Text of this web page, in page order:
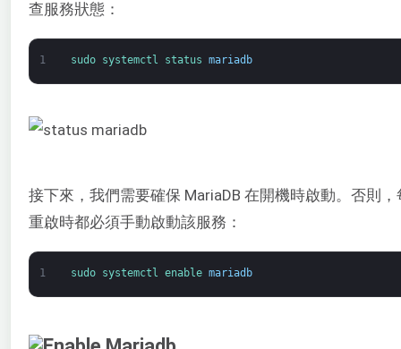
查服務狀態：
1 sudo systemctl status mariadb
接下來，我們需要確保 MariaDB 在開機時啟動。否則
重啟時都必須手動啟動該服務：
1 sudo systemctl enable mariadb